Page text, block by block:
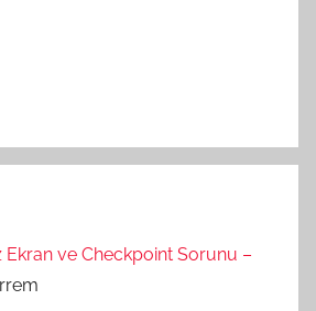
Ekran ve Checkpoint Sorunu –